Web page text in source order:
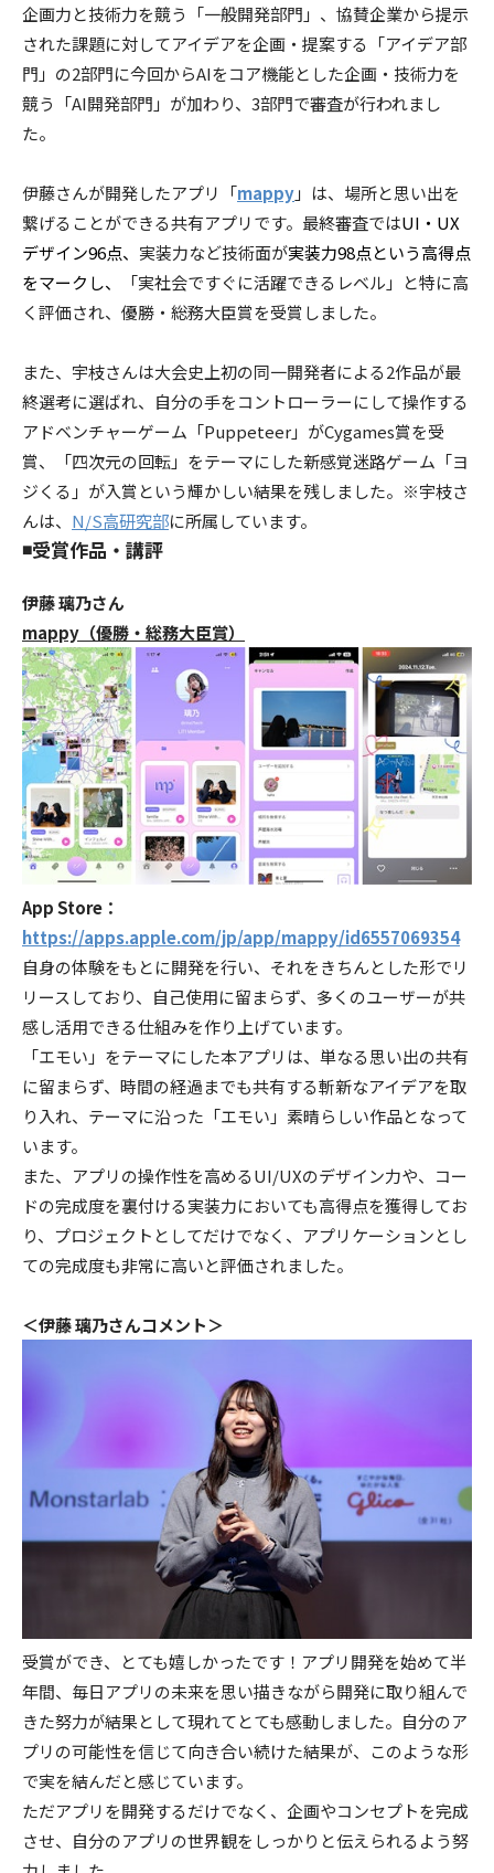
企画力と技術力を競う「一般開発部門」、協賛企業から提示
された課題に対してアイデアを企画・提案する「アイデア部
門」の2部門に今回からAIをコア機能とした企画・技術力を
競う「AI開発部門」が加わり、3部門で審査が行われまし
た。
伊藤さんが開発したアプリ「mappy」は、場所と思い出を
繋げることができる共有アプリです。最終審査ではUI・UX
デザイン96点、 実装力など技術面が実装力98点という高得点
をマークし、
「実社会ですぐに活躍できるレベル」と特に高
く評価され、優勝・総務大臣賞を受賞しました。
また、宇枝さんは大会史上初の同一開発者による2作品が最
終選考に選ばれ、自分の手をコントローラーにして操作する
アドベンチャーゲーム「Puppeteer」がCygames賞を受
賞、「四次元の回転」をテーマにした新感覚迷路ゲーム「ヨ
ジくる」が入賞という輝かしい結果を残しました。※宇枝さ
んは、 N/S高研究部に所属しています。
◾️受賞作品・講評
伊藤 璃乃さん
mappy（優勝・総務大臣賞）
App Store：
https://apps.apple.com/jp/app/mappy/id6557069354
自身の体験をもとに開発を行い、それをきちんとした形でリ
リースしており、自己使用に留まらず、多くのユーザーが共
感し活用できる仕組みを作り上げています。
「エモい」をテーマにした本アプリは、単なる思い出の共有
に留まらず、時間の経過までも共有する斬新なアイデアを取
り入れ、テーマに沿った「エモい」素晴らしい作品となって
います。
また、アプリの操作性を高めるUI/UXのデザイン力や、コー
ドの完成度を裏付ける実装力においても高得点を獲得してお
り、プロジェクトとしてだけでなく、アプリケーションとし
ての完成度も非常に高いと評価されました。
＜伊藤 璃乃さんコメント＞
受賞ができ、とても嬉しかったです！アプリ開発を始めて半
年間、毎日アプリの未来を思い描きながら開発に取り組んで
きた努力が結果として現れてとても感動しました。自分のア
プリの可能性を信じて向き合い続けた結果が、このような形
で実を結んだと感じています。
ただアプリを開発するだけでなく、企画やコンセプトを完成
させ、自分のアプリの世界観をしっかりと伝えられるよう努